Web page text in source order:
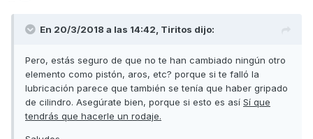
En 20/3/2018 a las 14:42, Tiritos dijo:
Pero, estás seguro de que no te han cambiado ningún otro
elemento como pistón, aros, etc? porque si te falló la
lubricación parece que también se tenía que haber gripado
de cilindro. Asegúrate bien, porque si esto es así Sí que
tendrás que hacerle un rodaje.